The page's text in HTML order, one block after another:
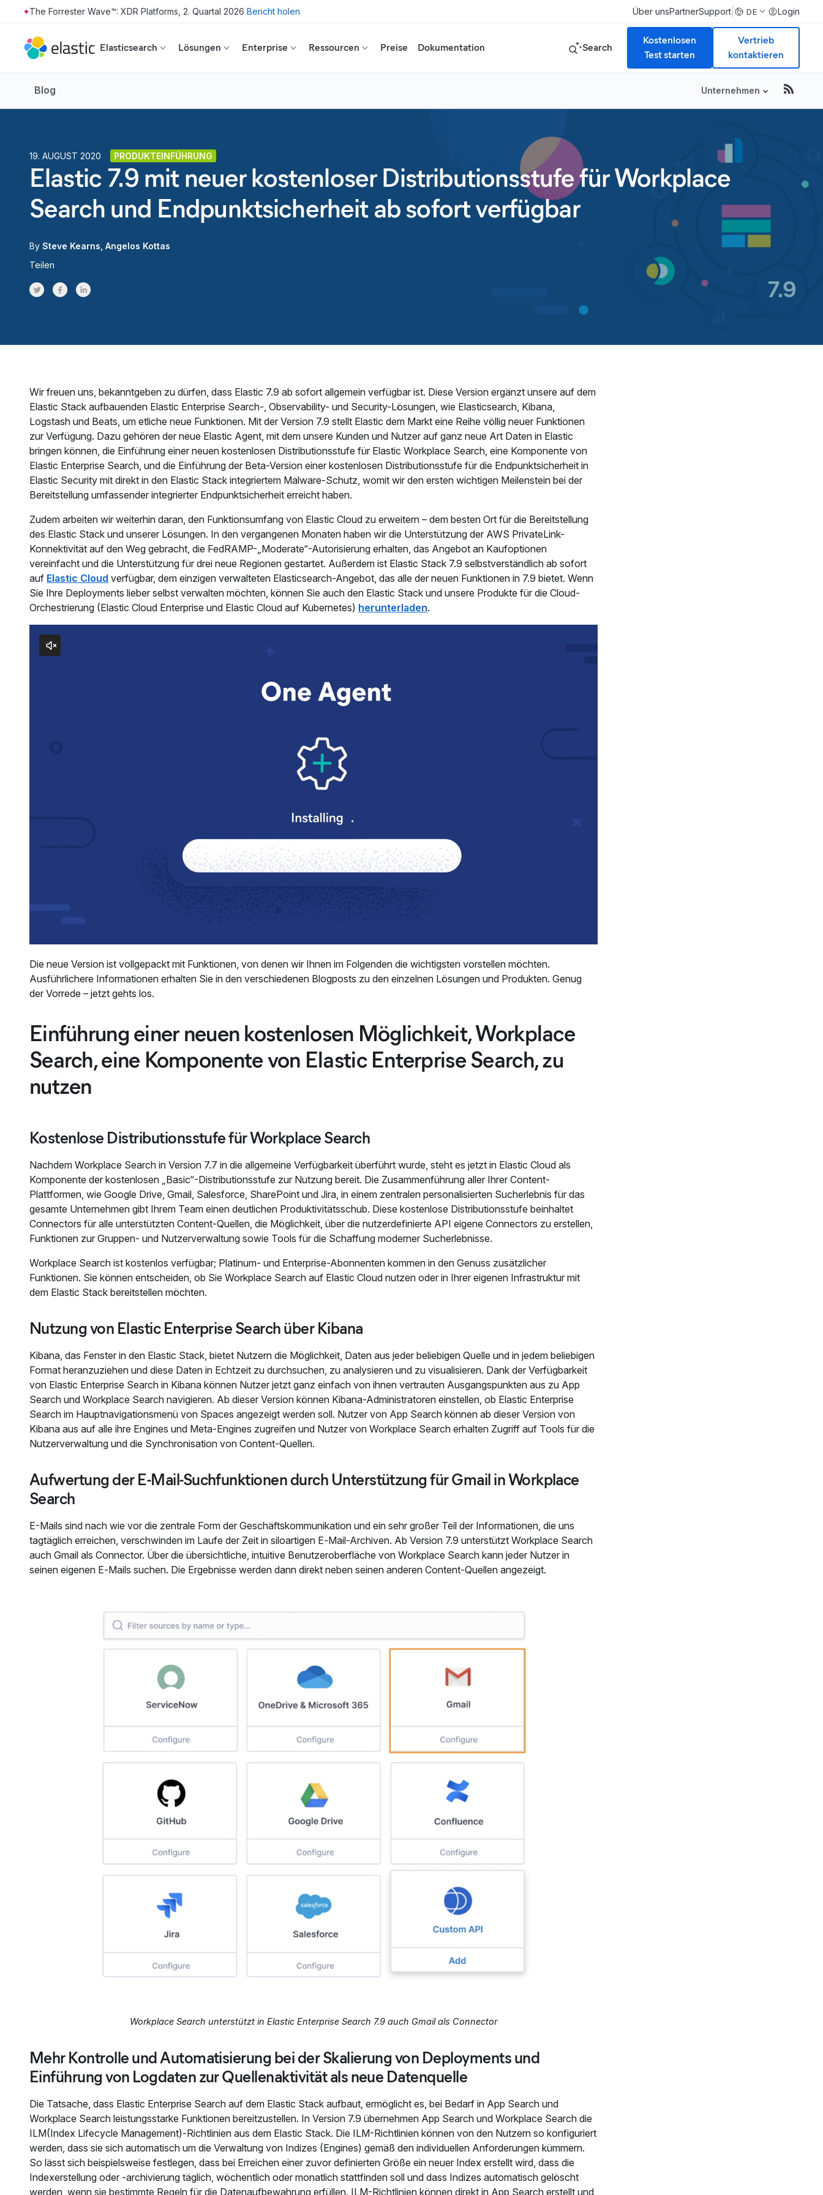
Skip to main content
The Forrester Wave™: XDR Platforms, 2. Quartal 2026 Bericht holen Über unsPartnerSupport DE Login
Elasticsearch Lösungen Enterprise Ressourcen Preise Dokumentation Search
Kostenlosen
Test starten
Vertrieb
kontaktieren
Blog Unternehmen
19. AUGUST 2020 PRODUKTEINFÜHRUNG
Elastic 7.9 mit neuer kostenloser Distributionsstufe für Workplace
Search und Endpunktsicherheit ab sofort verfügbar
By Steve Kearns Angelos Kottas
Teilen
Share on Twitter
Share on Facebook
Share on LinkedInr
Wir freuen uns, bekanntgeben zu dürfen, dass Elastic 7.9 ab sofort allgemein verfügbar ist. Diese Version ergänzt unsere auf dem
Elastic Stack aufbauenden Elastic Enterprise Search-, Observability- und Security-Lösungen, wie Elasticsearch, Kibana,
Logstash und Beats, um etliche neue Funktionen. Mit der Version 7.9 stellt Elastic dem Markt eine Reihe völlig neuer Funktionen
zur Verfügung. Dazu gehören der neue Elastic Agent, mit dem unsere Kunden und Nutzer auf ganz neue Art Daten in Elastic
bringen können, die Einführung einer neuen kostenlosen Distributionsstufe für Elastic Workplace Search, eine Komponente von
Elastic Enterprise Search, und die Einführung der Beta-Version einer kostenlosen Distributionsstufe für die Endpunktsicherheit in
Elastic Security mit direkt in den Elastic Stack integriertem Malware-Schutz, womit wir den ersten wichtigen Meilenstein bei der
Bereitstellung umfassender integrierter Endpunktsicherheit erreicht haben.
Zudem arbeiten wir weiterhin daran, den Funktionsumfang von Elastic Cloud zu erweitern – dem besten Ort für die Bereitstellung
des Elastic Stack und unserer Lösungen. In den vergangenen Monaten haben wir die Unterstützung der AWS PrivateLink-
Konnektivität auf den Weg gebracht, die FedRAMP-„Moderate“-Autorisierung erhalten, das Angebot an Kaufoptionen
vereinfacht und die Unterstützung für drei neue Regionen gestartet. Außerdem ist Elastic Stack 7.9 selbstverständlich ab sofort
auf Elastic Cloud verfügbar, dem einzigen verwalteten Elasticsearch-Angebot, das alle der neuen Funktionen in 7.9 bietet. Wenn
Sie Ihre Deployments lieber selbst verwalten möchten, können Sie auch den Elastic Stack und unsere Produkte für die Cloud-
Orchestrierung (Elastic Cloud Enterprise und Elastic Cloud auf Kubernetes) herunterladen.
Die neue Version ist vollgepackt mit Funktionen, von denen wir Ihnen im Folgenden die wichtigsten vorstellen möchten.
Ausführlichere Informationen erhalten Sie in den verschiedenen Blogposts zu den einzelnen Lösungen und Produkten. Genug
der Vorrede – jetzt gehts los.
Einführung einer neuen kostenlosen Möglichkeit, Workplace
Search, eine Komponente von Elastic Enterprise Search, zu
nutzen
Kostenlose Distributionsstufe für Workplace Search
Nachdem Workplace Search in Version 7.7 in die allgemeine Verfügbarkeit überführt wurde, steht es jetzt in Elastic Cloud als
Komponente der kostenlosen „Basic“-Distributionsstufe zur Nutzung bereit. Die Zusammenführung aller Ihrer Content-
Plattformen, wie Google Drive, Gmail, Salesforce, SharePoint und Jira, in einem zentralen personalisierten Sucherlebnis für das
gesamte Unternehmen gibt Ihrem Team einen deutlichen Produktivitätsschub. Diese kostenlose Distributionsstufe beinhaltet
Connectors für alle unterstützten Content-Quellen, die Möglichkeit, über die nutzerdefinierte API eigene Connectors zu erstellen,
Funktionen zur Gruppen- und Nutzerverwaltung sowie Tools für die Schaffung moderner Sucherlebnisse.
Workplace Search ist kostenlos verfügbar; Platinum- und Enterprise-Abonnenten kommen in den Genuss zusätzlicher
Funktionen. Sie können entscheiden, ob Sie Workplace Search auf Elastic Cloud nutzen oder in Ihrer eigenen Infrastruktur mit
dem Elastic Stack bereitstellen möchten.
Nutzung von Elastic Enterprise Search über Kibana
Kibana, das Fenster in den Elastic Stack, bietet Nutzern die Möglichkeit, Daten aus jeder beliebigen Quelle und in jedem beliebigen
Format heranzuziehen und diese Daten in Echtzeit zu durchsuchen, zu analysieren und zu visualisieren. Dank der Verfügbarkeit
von Elastic Enterprise Search in Kibana können Nutzer jetzt ganz einfach von ihnen vertrauten Ausgangspunkten aus zu App
Search und Workplace Search navigieren. Ab dieser Version können Kibana-Administratoren einstellen, ob Elastic Enterprise
Search im Hauptnavigationsmenü von Spaces angezeigt werden soll. Nutzer von App Search können ab dieser Version von
Kibana aus auf alle ihre Engines und Meta-Engines zugreifen und Nutzer von Workplace Search erhalten Zugriff auf Tools für die
Nutzerverwaltung und die Synchronisation von Content-Quellen.
Aufwertung der E-Mail-Suchfunktionen durch Unterstützung für Gmail in Workplace
Search
E-Mails sind nach wie vor die zentrale Form der Geschäftskommunikation und ein sehr großer Teil der Informationen, die uns
tagtäglich erreichen, verschwinden im Laufe der Zeit in siloartigen E‑Mail-Archiven. Ab Version 7.9 unterstützt Workplace Search
auch Gmail als Connector. Über die übersichtliche, intuitive Benutzeroberfläche von Workplace Search kann jeder Nutzer in
seinen eigenen E‑Mails suchen. Die Ergebnisse werden dann direkt neben seinen anderen Content-Quellen angezeigt.
Workplace Search unterstützt in Elastic Enterprise Search 7.9 auch Gmail als Connector
Mehr Kontrolle und Automatisierung bei der Skalierung von Deployments und
Einführung von Logdaten zur Quellenaktivität als neue Datenquelle
Die Tatsache, dass Elastic Enterprise Search auf dem Elastic Stack aufbaut, ermöglicht es, bei Bedarf in App Search und
Workplace Search leistungsstarke Funktionen bereitzustellen. In Version 7.9 übernehmen App Search und Workplace Search die
ILM(Index Lifecycle Management)-Richtlinien aus dem Elastic Stack. Die ILM-Richtlinien können von den Nutzern so konfiguriert
werden, dass sie sich automatisch um die Verwaltung von Indizes (Engines) gemäß den individuellen Anforderungen kümmern.
So lässt sich beispielsweise festlegen, dass bei Erreichen einer zuvor definierten Größe ein neuer Index erstellt wird, dass die
Indexerstellung oder ‑archivierung täglich, wöchentlich oder monatlich stattfinden soll und dass Indizes automatisch gelöscht
werden, wenn sie bestimmte Regeln für die Datenaufbewahrung erfüllen. ILM-Richtlinien können direkt in App Search erstellt und